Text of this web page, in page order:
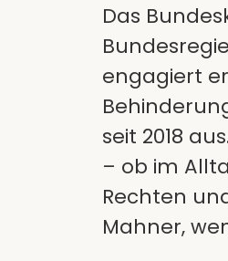
Das
engagiert
seit 2018
– ob im
Rechten
Mahner,